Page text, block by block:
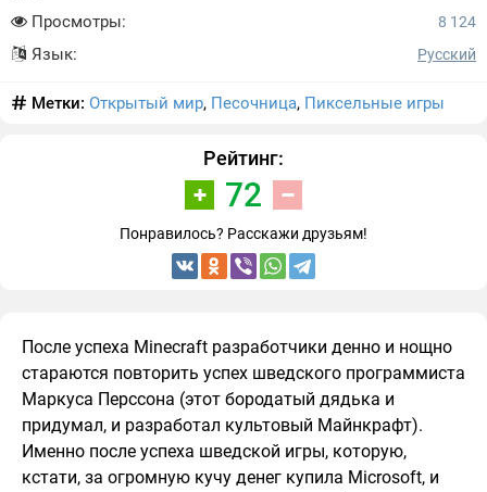
Просмотры: 8 124
Язык: Русский
Метки: Открытый мир, Песочница, Пиксельные игры
Рейтинг:
72
Понравилось? Расскажи друзьям!
После успеха Minecraft разработчики денно и нощно
стараются повторить успех шведского программиста
Маркуса Перссона (этот бородатый дядька и
придумал, и разработал культовый Майнкрафт).
Именно после успеха шведской игры, которую,
кстати, за огромную кучу денег купила Microsoft, и